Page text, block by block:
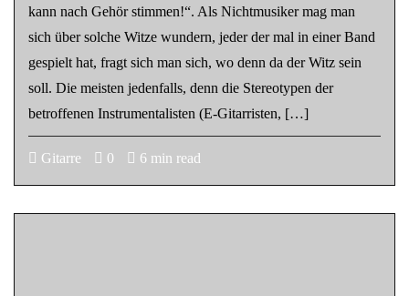
kann nach Gehör stimmen!“. Als Nichtmusiker mag man
sich über solche Witze wundern, jeder der mal in einer Band
gespielt hat, fragt sich man sich, wo denn da der Witz sein
soll. Die meisten jedenfalls, denn die Stereotypen der
betroffenen Instrumentalisten (E-Gitarristen, […]
Gitarre 0 6 min read